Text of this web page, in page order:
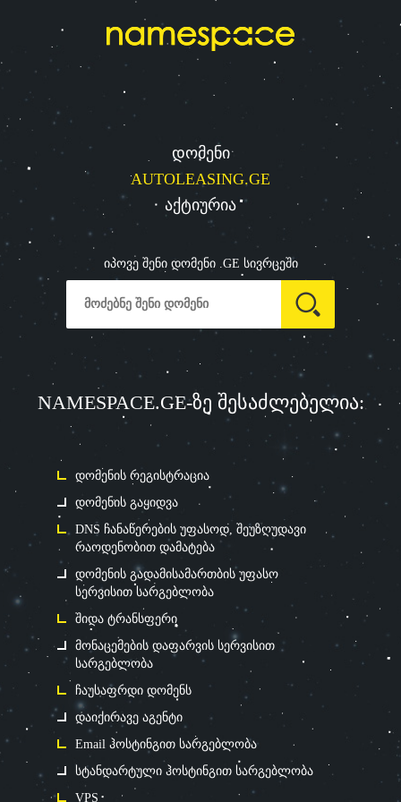
დომენი
AUTOLEASING.GE
აქტიურია
იპოვე შენი დომენი .GE სივრცეში
NAMESPACE.GE-ზე შესაძლებელია:
დომენის რეგისტრაცია
დომენის გაყიდვა
DNS ჩანაწერების უფასოდ, შეუზღუდავი
რაოდენობით დამატება
დომენის გადამისამართბის უფასო
სერვისით სარგებლობა
შიდა ტრანსფერი
მონაცემების დაფარვის სერვისით
სარგებლობა
ჩაუსაფრდი დომენს
დაიქირავე აგენტი
Email ჰოსტინგით სარგებლობა
სტანდარტული ჰოსტინგით სარგებლობა
VPS